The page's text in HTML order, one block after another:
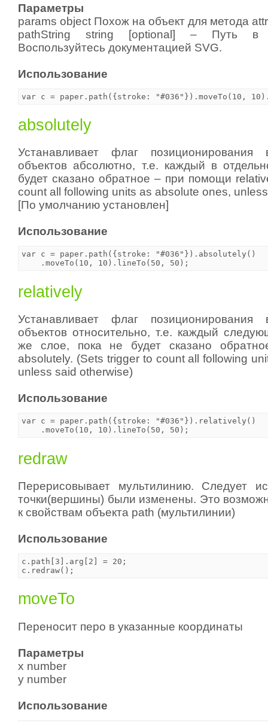
Параметры
params object Похож на объект для метода attr
pathString string [optional] – Путь в
Воспользуйтесь документацией SVG.
Использование
absolutely
Устанавливает флаг
объектов абсолютно, т.е. каждый в
будет сказано обратное – при помощи
count all following units as absolute ones,
[По умолчанию установлен]
Использование
var c = paper.path({stroke: "#036"}).absolutely()
relatively
Устанавливает флаг
объектов относительно, т.е. каждый
же слое, пока не будет сказано
absolutely. (Sets trigger to count all following
unless said otherwise)
Использование
var c = paper.path({stroke: "#036"}).relatively()
redraw
Перерисовывает мультилинию. Следует
точки(вершины) были изменены. Это
к свойствам объекта path (мультилинии)
Использование
c.path[3].arg[2] = 20;
moveTo
Переносит перо в указанные координаты
Параметры
x number
y number
Использование